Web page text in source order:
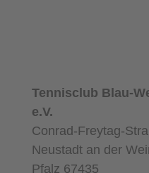
Tennisclub Blau-
e.V.
Conrad-Freytag-
Neustadt an der
Pfalz 67435